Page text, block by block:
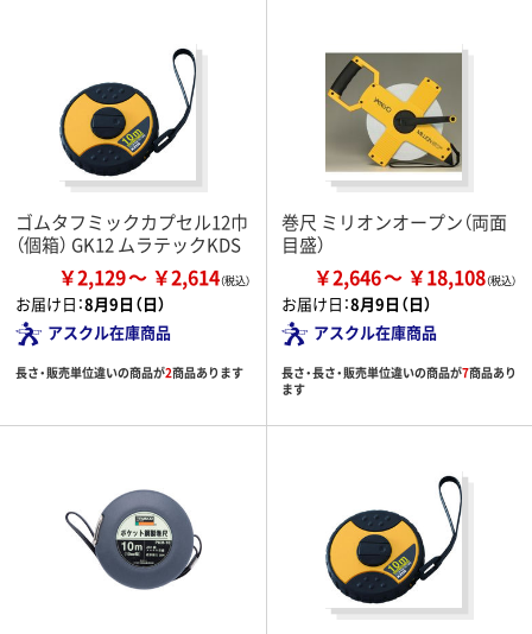
ゴムタフミックカプセル12巾
（個箱） GK12 ムラテックKDS
￥2,129 ￥2,614
お届け日：8月9日（日）
アスクル在庫商品
長さ・販売単位違いの商品が2商品あります
巻尺 ミリオンオープン（両面
目盛）
￥2,646 ￥18,108
お届け日：8月9日（日）
アスクル在庫商品
長さ・長さ・販売単位違いの商品が7商品あり
ます